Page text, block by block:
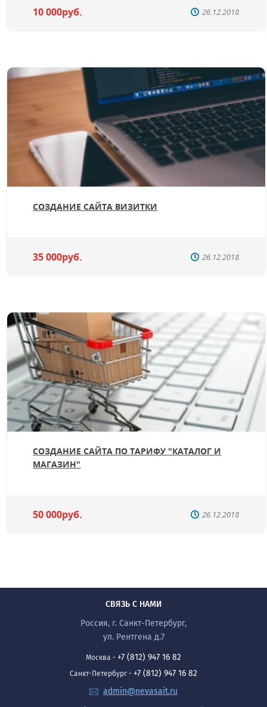
10 000руб. 26.12.2018
СОЗДАНИЕ САЙТА ВИЗИТКИ
35 000руб. 26.12.2018
СОЗДАНИЕ САЙТА ПО ТАРИФУ "КАТАЛОГ И
МАГАЗИН"
50 000руб. 26.12.2018
СВЯЗЬ С НАМИ
Россия, г. Санкт-Петербург,
ул. Рентгена д.7
Москва - +7 (812) 947 16 82
Санкт-Петербург - +7 (812) 947 16 82
admin@nevasait.ru